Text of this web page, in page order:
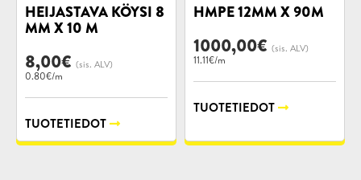
HEIJASTAVA KÖYSI 8
MM X 10 M
8,00€ (sis. ALV)
0.80€/m
TUOTETIEDOT
HMPE 12MM X 90M
1000,00€ (sis. ALV)
11.11€/m
TUOTETIEDOT